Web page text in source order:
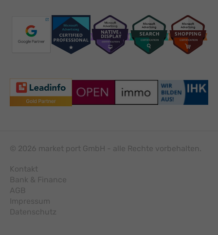
© 2026 market port GmbH - alle Rechte vorbehalten.
Kontakt
Bank & Finance
AGB
Impressum
Datenschutz